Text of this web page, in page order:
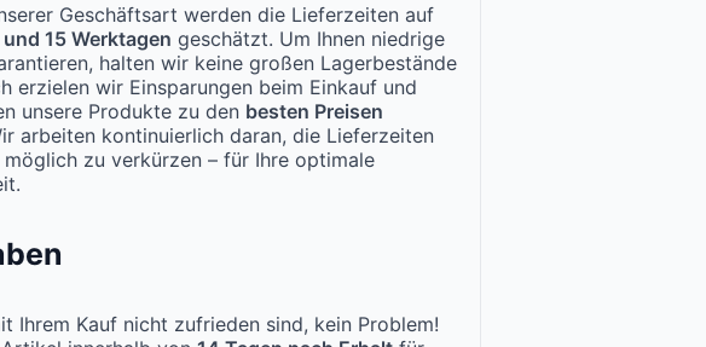
Geschäftsart werden die Lieferzeiten auf
15 Werktagen geschätzt. Um Ihnen niedrige
halten wir keine großen Lagerbestände
erzielen wir Einsparungen beim Einkauf und
unsere Produkte zu den besten Preisen
arbeiten kontinuierlich daran, die Lieferzeiten
zu verkürzen – für Ihre optimale
Ihrem Kauf nicht zufrieden sind, kein Problem!